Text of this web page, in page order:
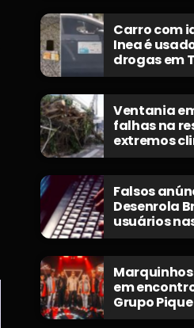
Carro com
Inea é
drogas em
Ventania em
falhas na
extremos
Falsos
Desenrola
usuários
em
Grupo
clássico